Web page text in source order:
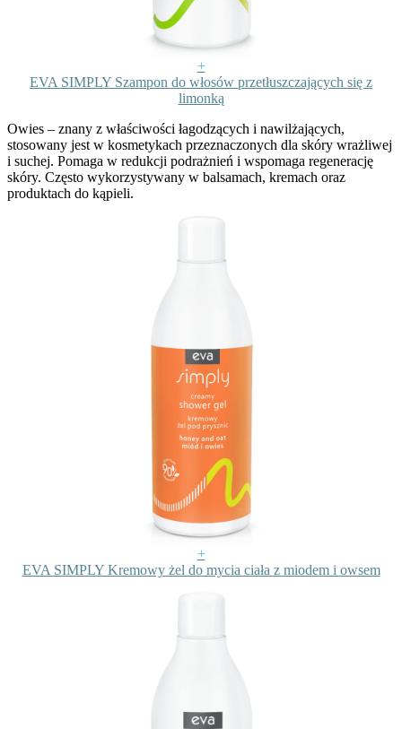
+
EVA SIMPLY Szampon do włosów przetłuszczających się z
limonką
Owies – znany z właściwości łagodzących i nawilżających,
stosowany jest w kosmetykach przeznaczonych dla skóry wrażliwej
i suchej. Pomaga w redukcji podrażnień i wspomaga regenerację
skóry. Często wykorzystywany w balsamach, kremach oraz
produktach do kąpieli.
+
EVA SIMPLY Kremowy żel do mycia ciała z miodem i owsem